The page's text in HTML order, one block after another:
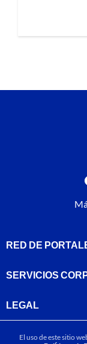
RED DE
SERVICIOS
LEGAL
El uso de este sitio